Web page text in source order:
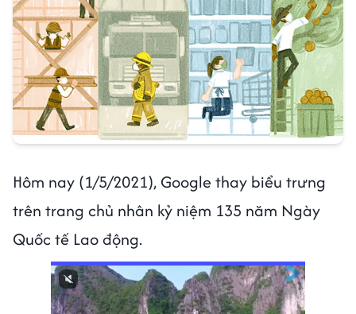
Hôm nay (1/5/2021), Google thay biểu trưng
trên trang chủ nhân kỷ niệm 135 năm Ngày
Quốc tế Lao động.